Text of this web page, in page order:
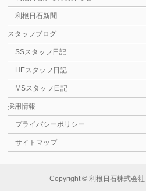
利根日石新聞
スタッフブログ
SSスタッフ日記
HEスタッフ日記
MSスタッフ日記
採用情報
プライバシーポリシー
サイトマップ
Copyright © 利根日石株式会社